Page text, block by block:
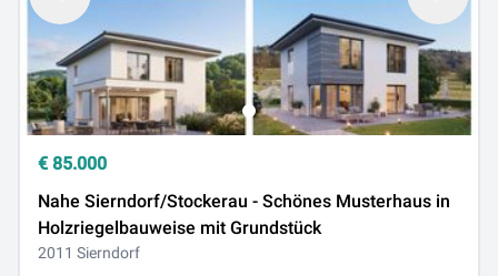
€ 85.000
Nahe Sierndorf/Stockerau - Schönes Musterhaus in
Holzriegelbauweise mit Grundstück
2011 Sierndorf